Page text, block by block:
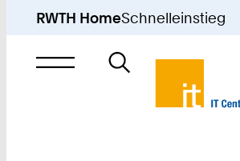
RWTH HomeSchnelleinstieg
Suche
nach